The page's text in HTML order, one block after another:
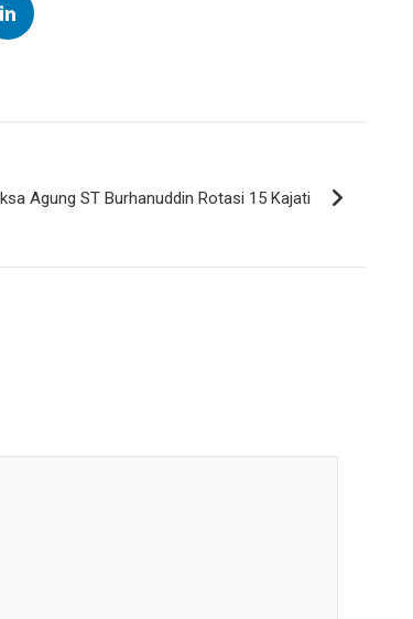
Agung ST Burhanuddin Rotasi 15 Kajati